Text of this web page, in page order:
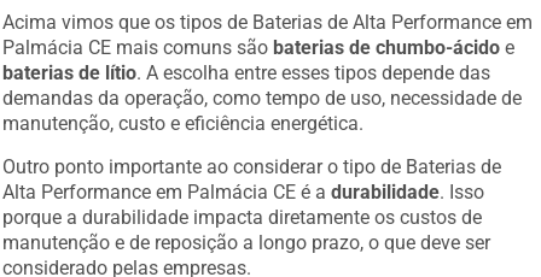
Acima vimos que os tipos de Baterias de Alta Performance em
Palmácia CE mais comuns são baterias de chumbo-ácido e
baterias de lítio . A escolha entre esses tipos depende das
demandas da operação, como tempo de uso, necessidade de
manutenção, custo e eficiência energética.
Outro ponto importante ao considerar o tipo de Baterias de
Alta Performance em Palmácia CE é adurabilidade . Isso
porque a durabilidade impacta diretamente os custos de
manutenção e de reposição a longo prazo, o que deve ser
considerado pelas empresas.